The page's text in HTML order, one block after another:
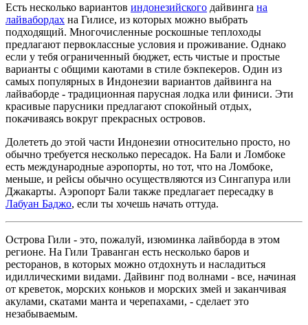
Есть несколько вариантов индонезийского дайвинга на
лайвабордах на Гилисе, из которых можно выбрать
подходящий. Многочисленные роскошные теплоходы
предлагают первоклассные условия и проживание. Однако
если у тебя ограниченный бюджет, есть чистые и простые
варианты с общими каютами в стиле бэкпекеров. Один из
самых популярных в Индонезии вариантов дайвинга на
лайваборде - традиционная парусная лодка или финиси. Эти
красивые парусники предлагают спокойный отдых,
покачиваясь вокруг прекрасных островов.
Долететь до этой части Индонезии относительно просто, но
обычно требуется несколько пересадок. На Бали и Ломбоке
есть международные аэропорты, но тот, что на Ломбоке,
меньше, и рейсы обычно осуществляются из Сингапура или
Джакарты. Аэропорт Бали также предлагает пересадку в
Лабуан Баджо, если ты хочешь начать оттуда.
Острова Гили - это, пожалуй, изюминка лайвборда в этом
регионе. На Гили Траванган есть несколько баров и
ресторанов, в которых можно отдохнуть и насладиться
идиллическими видами. Дайвинг под волнами - все, начиная
от креветок, морских коньков и морских змей и заканчивая
акулами, скатами манта и черепахами, - сделает это
незабываемым.